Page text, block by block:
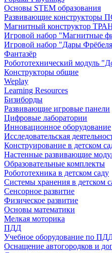
Основы STEM образования
Развивающие
Магнитный конструктор
Игровой набор "Магнитные
Игровой набор "Дары
Фантазёр
Робототехнический модуль
Конструкторы общие
Weplay
Learning Resources
Бизиборды
Развивающие игровые панели
Цифровые лаборатории
Инновационное оборудование
Исследовательская
Конструирование в детском
Настенные развивающие
Образовательные комплекты
Робототехника в детском саду
Системы хранения в детском
Сенсорное развитие
Физическое развитие
Основы математики
Мелкая моторика
ПДД
Учебное оборудование по
Оснащение автогородков и